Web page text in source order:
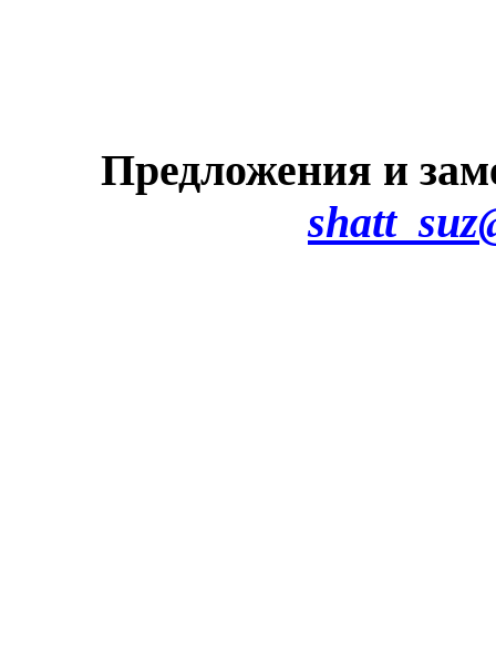
Предложения и